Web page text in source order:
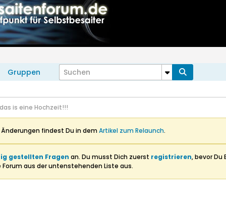
Gruppen
is eine Hochzeit!!!
findest Du in demArtikel zum Relaunch.
gestellten Fragen an. Du musst Dich zuerst registrieren, bevor Du
aus der untenstehenden Liste aus.